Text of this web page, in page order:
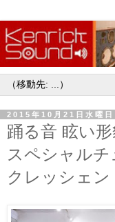
2015年10月21日水曜日
踊る音 眩い
スペシャルチ
クレッシェン